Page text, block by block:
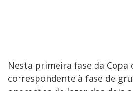
Nesta primeira fase da Copa
correspondente à fase de